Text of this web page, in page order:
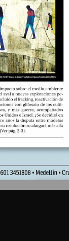
https://